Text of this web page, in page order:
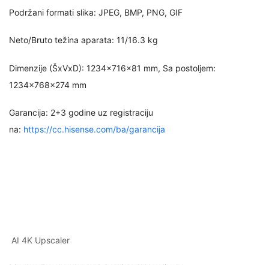
Podržani formati slika: JPEG, BMP, PNG, GIF
Neto/Bruto težina aparata: 11/16.3 kg
Dimenzije (ŠxVxD): 1234x716x81 mm, Sa postoljem:
1234x768x274 mm
Garancija: 2+3 godine uz registraciju
na: https://cc.hisense.com/ba/garancija
AI 4K Upscaler